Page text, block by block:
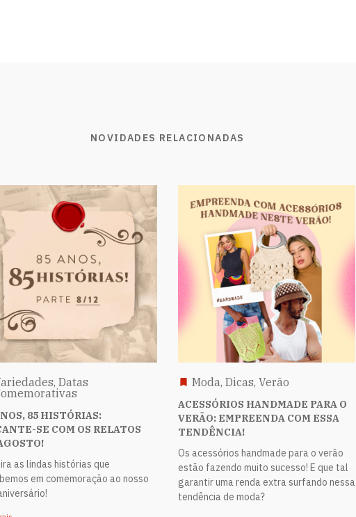
NOVIDADES RELACIONADAS
Datas
85 HISTÓRIAS:
SE COM OS RELATOS
as lindas histórias que
em comemoração ao nosso
Moda, Dicas, Verão
ACESSÓRIOS HANDMADE PARA O
VERÃO: EMPREENDA COM ESSA
TENDÊNCIA!
Os acessórios handmade para o verão
estão fazendo muito sucesso! E que tal
garantir uma renda extra surfando nessa
tendência de moda?